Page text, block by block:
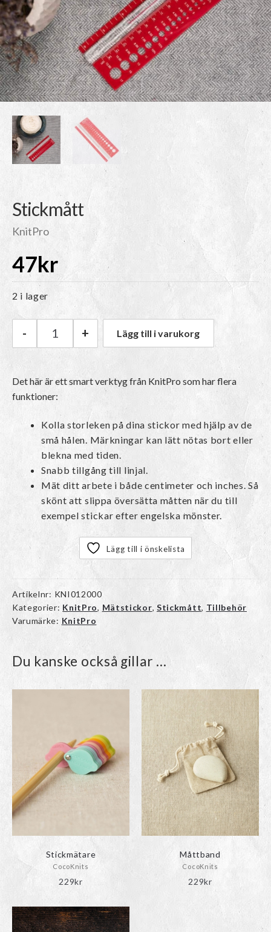
Stickmått
KnitPro
47kr
2 i lager
KnitPro Stickmått mängd
- + Lägg till i varukorg
Det här är ett smart verktyg från KnitPro som har flera
funktioner:
Kolla storleken på dina stickor med hjälp av de
små hålen. Märkningar kan lätt nötas bort eller
blekna med tiden.
Snabb tillgång till linjal.
Mät ditt arbete i både centimeter och inches. Så
skönt att slippa översätta måtten när du till
exempel stickar efter engelska mönster.
Lägg till i önskelista
Artikelnr: KNI012000
Kategorier: KnitPro, Mätstickor, Stickmått, Tillbehör
Varumärke: KnitPro
Du kanske också gillar …
Stickmätare
CocoKnits
229kr
Måttband
CocoKnits
229kr
Den
produkten
har
flera
varianter.
olika
alternativen
kan
väljas
på